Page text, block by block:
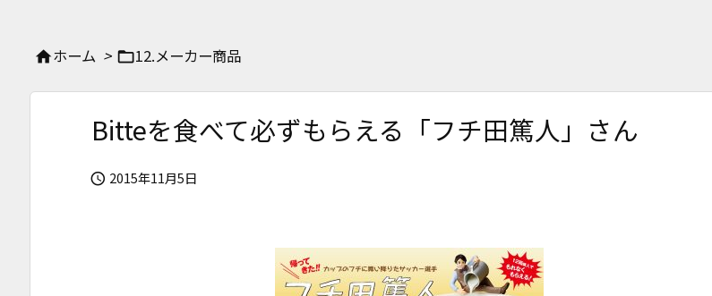
ホーム > 12.メーカー商品
Bitteを食べて必ずもらえる「フチ田篤人」さん
 2015年11月5日